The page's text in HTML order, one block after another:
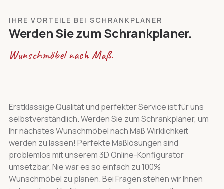
IHRE VORTEILE BEI SCHRANKPLANER
Werden Sie zum Schrankplaner.
Wunschmöbel nach Maß.
Erstklassige Qualität und perfekter Service ist für uns
selbstverständlich. Werden Sie zum Schrankplaner, um
Ihr nächstes Wunschmöbel nach Maß Wirklichkeit
werden zu lassen! Perfekte Maßlösungen sind
problemlos mit unserem 3D Online-Konfigurator
umsetzbar. Nie war es so einfach zu 100%
Wunschmöbel zu planen. Bei Fragen stehen wir Ihnen